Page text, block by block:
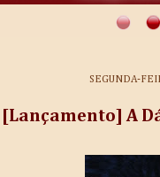
SEGUNDA-
[Lançamento] A